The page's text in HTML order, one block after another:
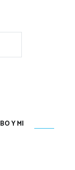
Y MI